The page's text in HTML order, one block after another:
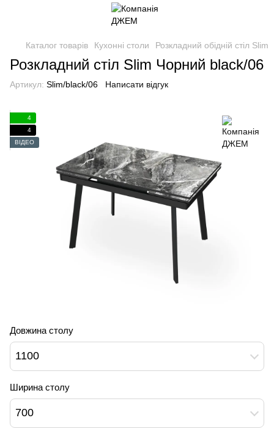
Каталог товарів Кухонні столи Розкладний обідній стіл Slim
Розкладний стіл Slim Чорний black/06
Артикул: Slim/black/06 Написати відгук
4
4
ВІДЕО
Довжина столу
1100
Ширина столу
700